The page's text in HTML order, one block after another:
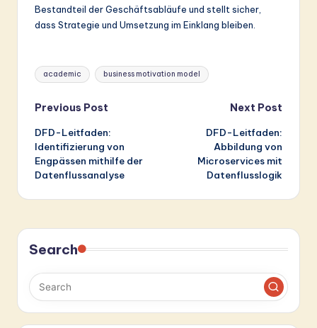
Bestandteil der Geschäftsabläufe und stellt sicher,
dass Strategie und Umsetzung im Einklang bleiben.
Tags:
academic business motivation model
Post
navigation
Previous Post
DFD-Leitfaden:
Identifizierung von
Engpässen mithilfe der
Datenflussanalyse
Next Post
DFD-Leitfaden:
Abbildung von
Microservices mit
Datenflusslogik
Search